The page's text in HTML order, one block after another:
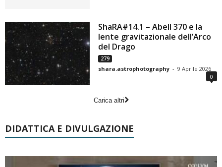
ShaRA#14.1 – Abell 370 e la
lente gravitazionale dell’Arco
del Drago
279
shara.astrophotography - 9 Aprile 2026
0
Carica altri
DIDATTICA E DIVULGAZIONE